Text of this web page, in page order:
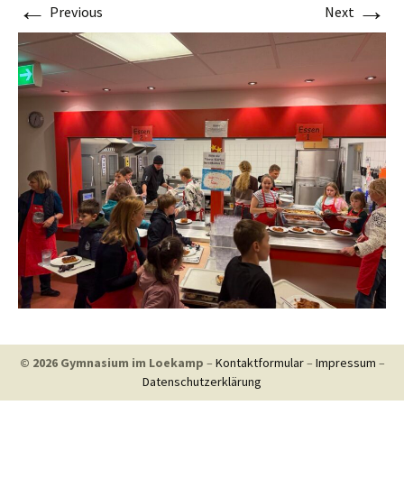
← Previous Next →
© 2026 Gymnasium im Loekamp – Kontaktformular– Impressum –
Datenschutzerklärung